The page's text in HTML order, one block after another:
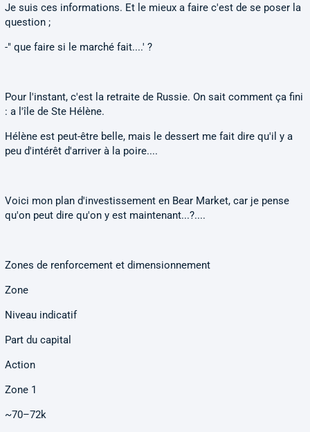
Je suis ces informations. Et le mieux a faire c'est de se poser la
question ;
-" que faire si le marché fait....' ?
Pour l'instant, c'est la retraite de Russie. On sait comment ça fini
: a l'île de Ste Hélène.
Hélène est peut-être belle, mais le dessert me fait dire qu'il y a
peu d'intérêt d'arriver à la poire....
Voici mon plan d'investissement en Bear Market, car je pense
qu'on peut dire qu'on y est maintenant...?....
Zones de renforcement et dimensionnement
Zone
Niveau indicatif
Part du capital
Action
Zone 1
~70–72k